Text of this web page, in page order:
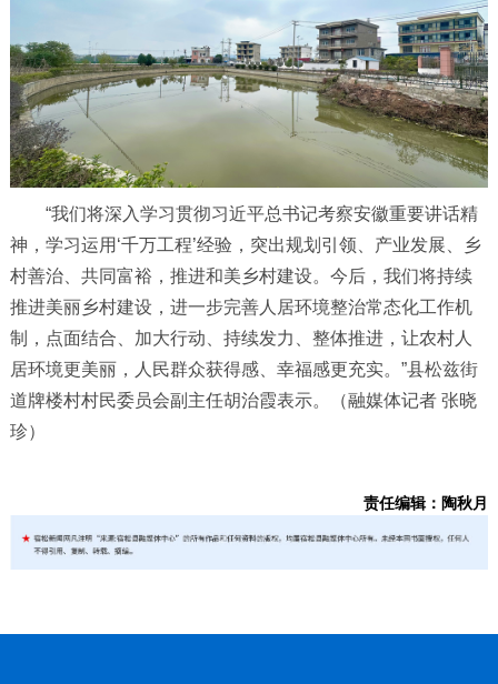
“我们将深入学习贯彻习近平总书记考察安徽重要讲话精
神，学习运用‘千万工程’经验，突出规划引领、产业发展、乡
村善治、共同富裕，推进和美乡村建设。今后，我们将持续
推进美丽乡村建设，进一步完善人居环境整治常态化工作机
制，点面结合、加大行动、持续发力、整体推进，让农村人
居环境更美丽，人民群众获得感、幸福感更充实。”县松兹街
道牌楼村村民委员会副主任胡治霞表示。（融媒体记者 张晓
珍）
责任编辑：陶秋月